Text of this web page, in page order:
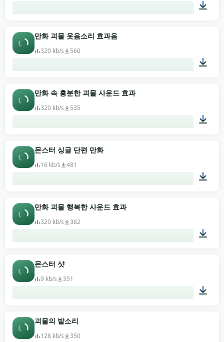
만화 괴물 웃음소리 효과음
320 kb/s 560
만화 속 흥분한 괴물 사운드 효과
320 kb/s 535
몬스터 싱글 단편 만화
16 kb/s 481
만화 괴물 행복한 사운드 효과
320 kb/s 362
몬스터 샷
9 kb/s 351
괴물의 발소리
128 kb/s 350